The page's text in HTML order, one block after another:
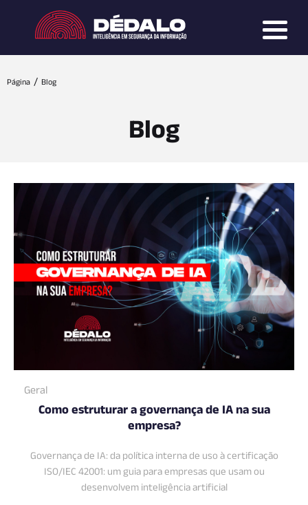
Página Blog
Blog
Geral
Como estruturar a governança de IA na sua
empresa?
Governança de IA: da política interna de uso à certificação
ISO/IEC 42001: um guia para empresas que usam ou
desenvolvem inteligência artificial